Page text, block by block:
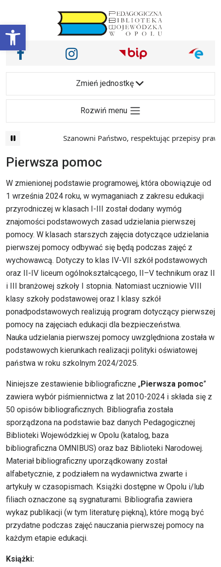
Otwórz pasek narzędzi
Main Navigation
Nasze media społecznościowe i inne
Facebook Instagram
Zmień jednostkę
Rozwiń menu
Szanowni Państwo, respektując przepisy prawa i
Pierwsza pomoc
W zmienionej podstawie programowej, która obowiązuje od
1 września 2024 roku, w wymaganiach z zakresu edukacji
przyrodniczej w klasach I-III został dodany wymóg
znajomości podstawowych zasad udzielania pierwszej
pomocy. W klasach starszych zajęcia dotyczące udzielania
pierwszej pomocy odbywać się będą podczas zajęć z
wychowawcą. Dotyczy to klas IV-VII szkół podstawowych
oraz II-IV liceum ogólnokształcącego, II–V technikum oraz II
i III branżowej szkoły I stopnia. Natomiast uczniowie VIII
klasy szkoły podstawowej oraz I klasy szkół
ponadpodstawowych realizują program dotyczący pierwszej
pomocy na zajęciach edukacji dla bezpieczeństwa.
Nauka udzielania pierwszej pomocy uwzględniona została w
podstawowych kierunkach realizacji polityki oświatowej
państwa w roku szkolnym 2024/2025.
Niniejsze zestawienie bibliograficzne „Pierwsza pomoc”
zawiera wybór piśmiennictwa z lat 2010-2024 i składa się z
50 opisów bibliograficznych. Bibliografia została
sporządzona na podstawie baz danych Pedagogicznej
Biblioteki Wojewódzkiej w Opolu (katalog, baza
bibliograficzna OMNIBUS) oraz baz Biblioteki Narodowej.
Materiał bibliograficzny uporządkowany został
alfabetycznie, z podziałem na wydawnictwa zwarte i
artykuły w czasopismach. Książki dostępne w Opolu i/lub
filiach oznaczone są sygnaturami. Bibliografia zawiera
wykaz publikacji (w tym literaturę piękną), które mogą być
przydatne podczas zajęć nauczania pierwszej pomocy na
każdym etapie edukacji.
Książki: